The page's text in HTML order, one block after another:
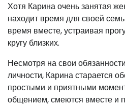
Хотя Карина очень занятая
находит время для своей
время вместе, устраивая
кругу близких.
Несмотря на свои
личности, Карина старается
простыми и приятными
общением, смеются вместе и